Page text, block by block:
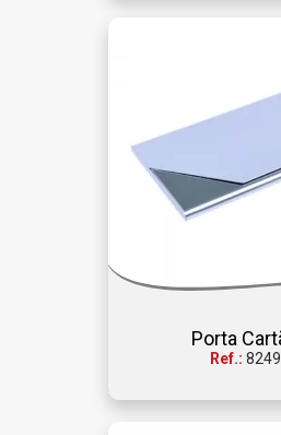
Porta
Ref.: 8249